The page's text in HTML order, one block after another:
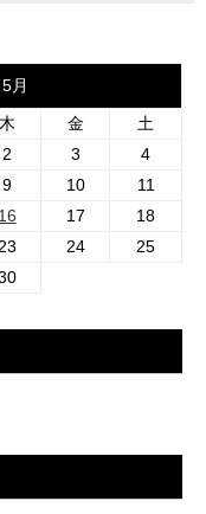
月
木 金
土
2 3
4
9 10
11
16 17
18
23 24
25